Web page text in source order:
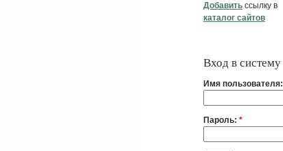
Добавить ссылку в
каталог сайтов
Вход в систему
Имя пользователя:
Пароль: *